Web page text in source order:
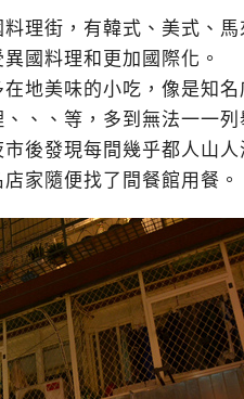
理街，有韓式、美式、
國料理和更加國際化。
地美味的小吃，像是知
、、等，多到無法一一列
後發現每間幾乎都人山
家隨便找了間餐館用餐。